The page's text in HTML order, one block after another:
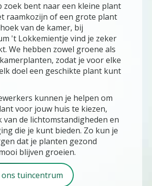
zoek bent naar een kleine plant
raamkozijn of een grote plant
van de kamer, bij
't Lokkemientje vind je zeker
We hebben zowel groene als
zodat je voor elke
doel een geschikte plant kunt
kunnen je helpen om
voor jouw huis te kiezen,
van de lichtomstandigheden en
die je kunt bieden. Zo kun je
dat je planten gezond
blijven groeien.
ons tuincentrum